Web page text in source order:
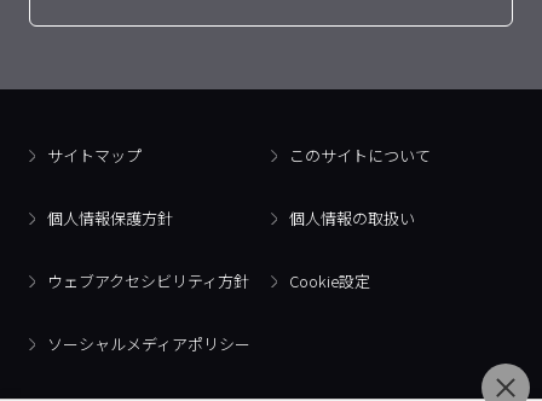
サイトマップ このサイトについて
個人情報保護方針 個人情報の取扱い
ウェブアクセシビリティ方針 Cookie設定
ソーシャルメディアポリシー